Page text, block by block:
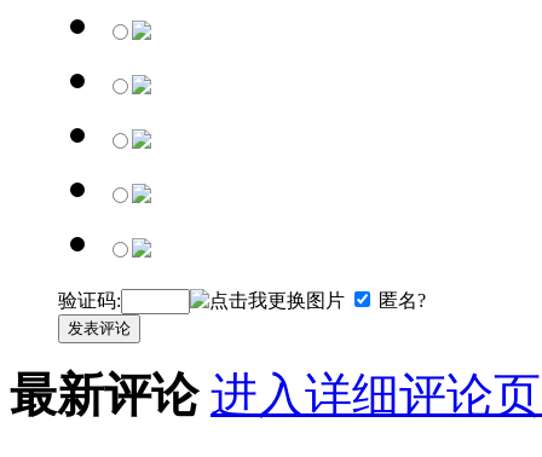
验证码: 匿名?
发表评论
最新评论 进入详细评论